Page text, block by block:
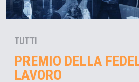
TUTTI
PREMIO DELLA
LAVORO